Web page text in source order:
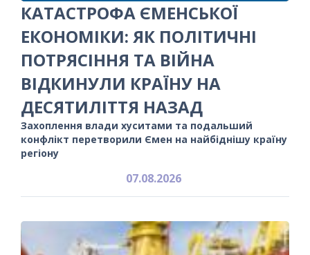
КАТАСТРОФА ЄМЕНСЬКОЇ
ЕКОНОМІКИ: ЯК ПОЛІТИЧНІ
ПОТРЯСІННЯ ТА ВІЙНА
ВІДКИНУЛИ КРАЇНУ НА
ДЕСЯТИЛІТТЯ НАЗАД
Захоплення влади хуситами та подальший
конфлікт перетворили Ємен на найбіднішу країну
регіону
07.08.2026